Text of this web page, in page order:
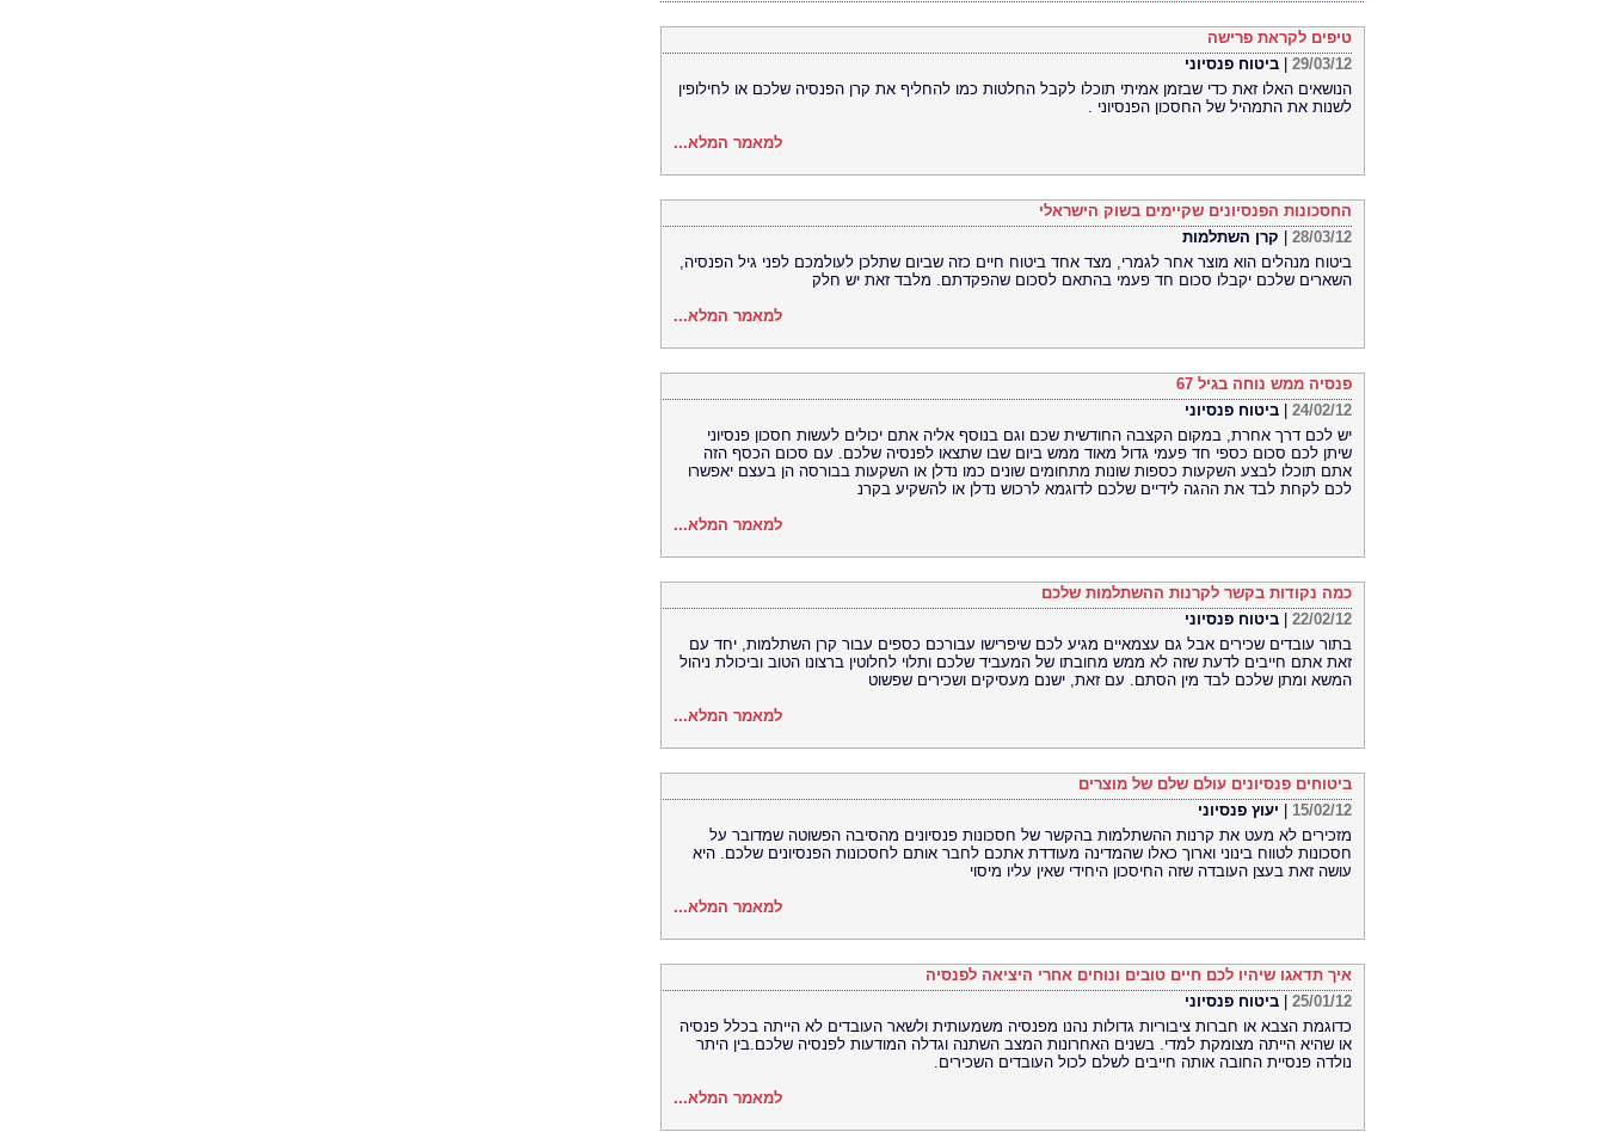
טיפים לקראת פרישה
29/03/12
ביטוח פנסיוני
הנושאים האלו זאת כדי שבזמן אמיתי תוכלו לקבל החלטות כמו להחליף את קרן הפנסיה שלכם או לחילופין
לשנות את התמהיל של החסכון הפנסיוני .
למאמר המלא...
החסכונות הפנסיונים שקיימים בשוק הישראלי
28/03/12
קרן השתלמות
ביטוח מנהלים הוא מוצר אחר לגמרי, מצד אחד ביטוח חיים כזה שביום שתלכן לעולמכם לפני גיל הפנסיה,
השארים שלכם יקבלו סכום חד פעמי בהתאם לסכום שהפקדתם. מלבד זאת יש חלק
למאמר המלא...
פנסיה ממש נוחה בגיל 67
24/02/12
ביטוח פנסיוני
יש לכם דרך אחרת, במקום הקצבה החודשית שכם וגם בנוסף אליה אתם יכולים לעשות חסכון פנסיוני
שיתן לכם סכום כספי חד פעמי גדול מאוד ממש ביום שבו שתצאו לפנסיה שלכם. עם סכום הכסף הזה
אתם תוכלו לבצע השקעות כספות שונות מתחומים שונים כמו נדלן או השקעות בבורסה הן בעצם יאפשרו
לכם לקחת לבד את ההגה לידיים שלכם לדוגמא לרכוש נדלן או להשקיע בקרנ
למאמר המלא...
כמה נקודות בקשר לקרנות ההשתלמות שלכם
22/02/12
ביטוח פנסיוני
בתור עובדים שכירים אבל גם עצמאיים מגיע לכם שיפרישו עבורכם כספים עבור קרן השתלמות, יחד עם
זאת אתם חייבים לדעת שזה לא ממש מחובתו של המעביד שלכם ותלוי לחלוטין ברצונו הטוב וביכולת ניהול
המשא ומתן שלכם לבד מין הסתם. עם זאת, ישנם מעסיקים ושכירים שפשוט
למאמר המלא...
ביטוחים פנסיונים עולם שלם של מוצרים
15/02/12
יעוץ פנסיוני
מזכירים לא מעט את קרנות ההשתלמות בהקשר של חסכונות פנסיונים מהסיבה הפשוטה שמדובר על
חסכונות לטווח בינוני וארוך כאלו שהמדינה מעודדת אתכם לחבר אותם לחסכונות הפנסיונים שלכם. היא
עושה זאת בעצן העובדה שזה החיסכון היחידי שאין עליו מיסוי
למאמר המלא...
איך תדאגו שיהיו לכם חיים טובים ונוחים אחרי היציאה לפנסיה
25/01/12
ביטוח פנסיוני
כדוגמת הצבא או חברות ציבוריות גדולות נהנו מפנסיה משמעותית ולשאר העובדים לא הייתה בכלל פנסיה
או שהיא הייתה מצומקת למדי. בשנים האחרונות המצב השתנה וגדלה המודעות לפנסיה שלכם.בין היתר
נולדה פנסיית החובה אותה חייבים לשלם לכול העובדים השכירים.
למאמר המלא...